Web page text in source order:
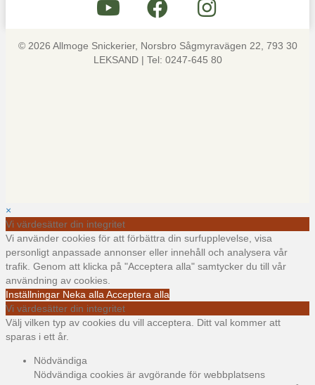
© 2026 Allmoge Snickerier, Norsbro Sågmyravägen 22, 793 30
LEKSAND | Tel: 0247-645 80
×
Vi värdesätter din integritet
Vi använder cookies för att förbättra din surfupplevelse, visa
personligt anpassade annonser eller innehåll och analysera vår
trafik. Genom att klicka på "Acceptera alla" samtycker du till vår
användning av cookies.
Inställningar Neka alla Acceptera alla
Vi värdesätter din integritet
Välj vilken typ av cookies du vill acceptera. Ditt val kommer att
sparas i ett år.
Nödvändiga
Nödvändiga cookies är avgörande för webbplatsens